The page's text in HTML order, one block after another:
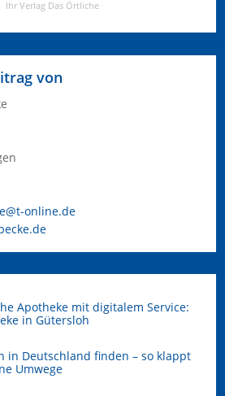
von
online.de
Apotheke mit digitalem Service:
in Gütersloh
in Deutschland finden – so klappt
Umwege